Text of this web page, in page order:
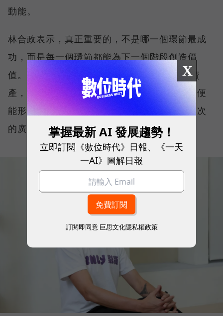
動能。
林合政表示，真正重要的，不是哪一個環節最成
功，而是每一個環節都能為下一個階段創造價
值。 當品牌聲量帶動流量、流量沉澱為會員資
產，再透過會員口碑與數據反哺品牌影響力，便
能形成持續運轉的品牌飛輪，而不是依賴一次次
的廣告投入。
X
掌握最新 AI 發展趨勢！
立即訂閱《數位時代》日報、《一天
一AI》圖解日報
訂閱即同意 巨思文化隱私權政策